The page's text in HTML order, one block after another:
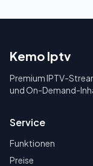
Kemo Iptv
Premium IPTV-
und On-Demand-
Service
Funktionen
Preise